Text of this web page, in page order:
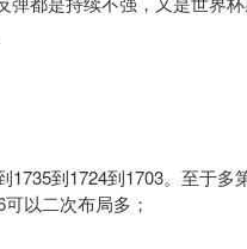
到1724到1703。至于多
以二次布局多；